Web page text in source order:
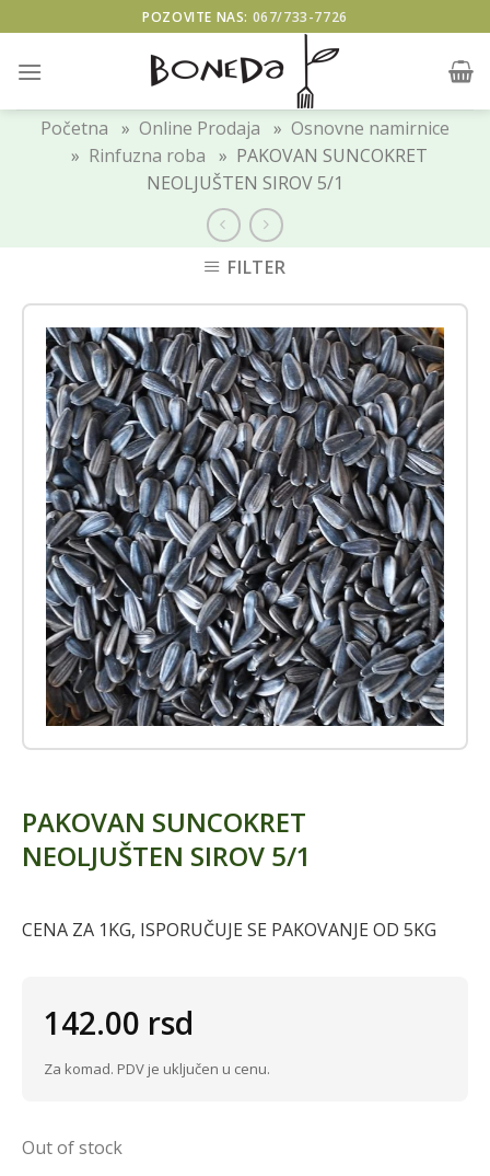
to
content
POZOVITE NAS: 067/733-7726
Početna » Online Prodaja » Osnovne namirnice
» Rinfuzna roba » PAKOVAN SUNCOKRET
NEOLJUŠTEN SIROV 5/1
FILTER
PAKOVAN SUNCOKRET
NEOLJUŠTEN SIROV 5/1
CENA ZA 1KG, ISPORUČUJE SE PAKOVANJE OD 5KG
142.00 rsd
Za komad. PDV je uključen u cenu.
Out of stock